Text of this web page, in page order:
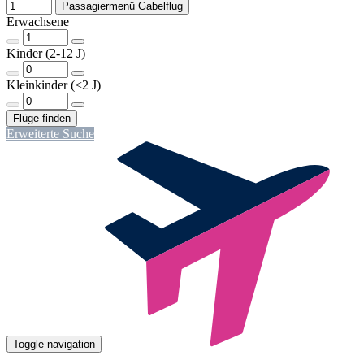
Passagiermenü Gabelflug
Erwachsene
Kinder (2-12 J)
Kleinkinder (<2 J)
Erweiterte Suche
Toggle navigation